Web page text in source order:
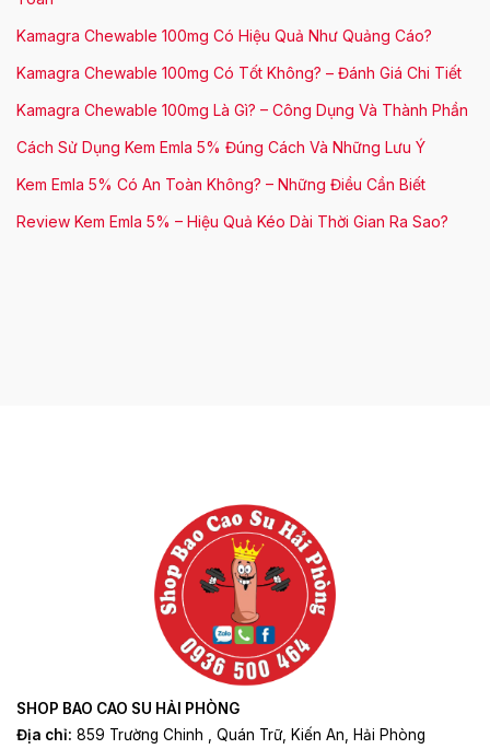
Kamagra Chewable 100mg Có Hiệu Quả Như Quảng Cáo?
Kamagra Chewable 100mg Có Tốt Không? – Đánh Giá Chi Tiết
Kamagra Chewable 100mg Là Gì? – Công Dụng Và Thành Phần
Cách Sử Dụng Kem Emla 5% Đúng Cách Và Những Lưu Ý
Kem Emla 5% Có An Toàn Không? – Những Điều Cần Biết
Review Kem Emla 5% – Hiệu Quả Kéo Dài Thời Gian Ra Sao?
SHOP BAO CAO SU HẢI PHÒNG
Địa chỉ: 859 Trường Chinh , Quán Trữ, Kiến An, Hải Phòng